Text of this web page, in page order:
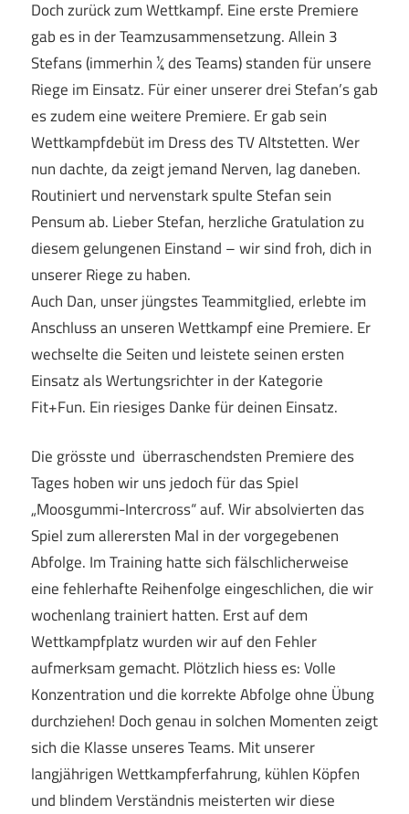
Doch zurück zum Wettkampf. Eine erste Premiere
gab es in der Teamzusammensetzung. Allein 3
Stefans (immerhin ¼ des Teams) standen für unsere
Riege im Einsatz. Für einer unserer drei Stefan’s gab
es zudem eine weitere Premiere. Er gab sein
Wettkampfdebüt im Dress des TV Altstetten. Wer
nun dachte, da zeigt jemand Nerven, lag daneben.
Routiniert und nervenstark spulte Stefan sein
Pensum ab. Lieber Stefan, herzliche Gratulation zu
diesem gelungenen Einstand – wir sind froh, dich in
unserer Riege zu haben.
Auch Dan, unser jüngstes Teammitglied, erlebte im
Anschluss an unseren Wettkampf eine Premiere. Er
wechselte die Seiten und leistete seinen ersten
Einsatz als Wertungsrichter in der Kategorie
Fit+Fun. Ein riesiges Danke für deinen Einsatz.
Die grösste und überraschendsten Premiere des
Tages hoben wir uns jedoch für das Spiel
„Moosgummi-Intercross“ auf. Wir absolvierten das
Spiel zum allerersten Mal in der vorgegebenen
Abfolge. Im Training hatte sich fälschlicherweise
eine fehlerhafte Reihenfolge eingeschlichen, die wir
wochenlang trainiert hatten. Erst auf dem
Wettkampfplatz wurden wir auf den Fehler
aufmerksam gemacht. Plötzlich hiess es: Volle
Konzentration und die korrekte Abfolge ohne Übung
durchziehen! Doch genau in solchen Momenten zeigt
sich die Klasse unseres Teams. Mit unserer
langjährigen Wettkampferfahrung, kühlen Köpfen
und blindem Verständnis meisterten wir diese